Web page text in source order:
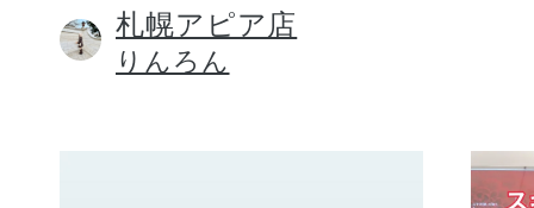
札幌アピア店
りんろん